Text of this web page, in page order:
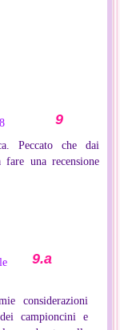
Peccato che dai
una recensione
considerazioni
campioncini e